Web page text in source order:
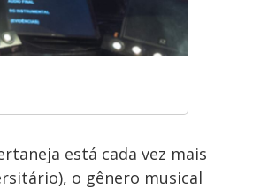
está cada vez mais
o gênero musical